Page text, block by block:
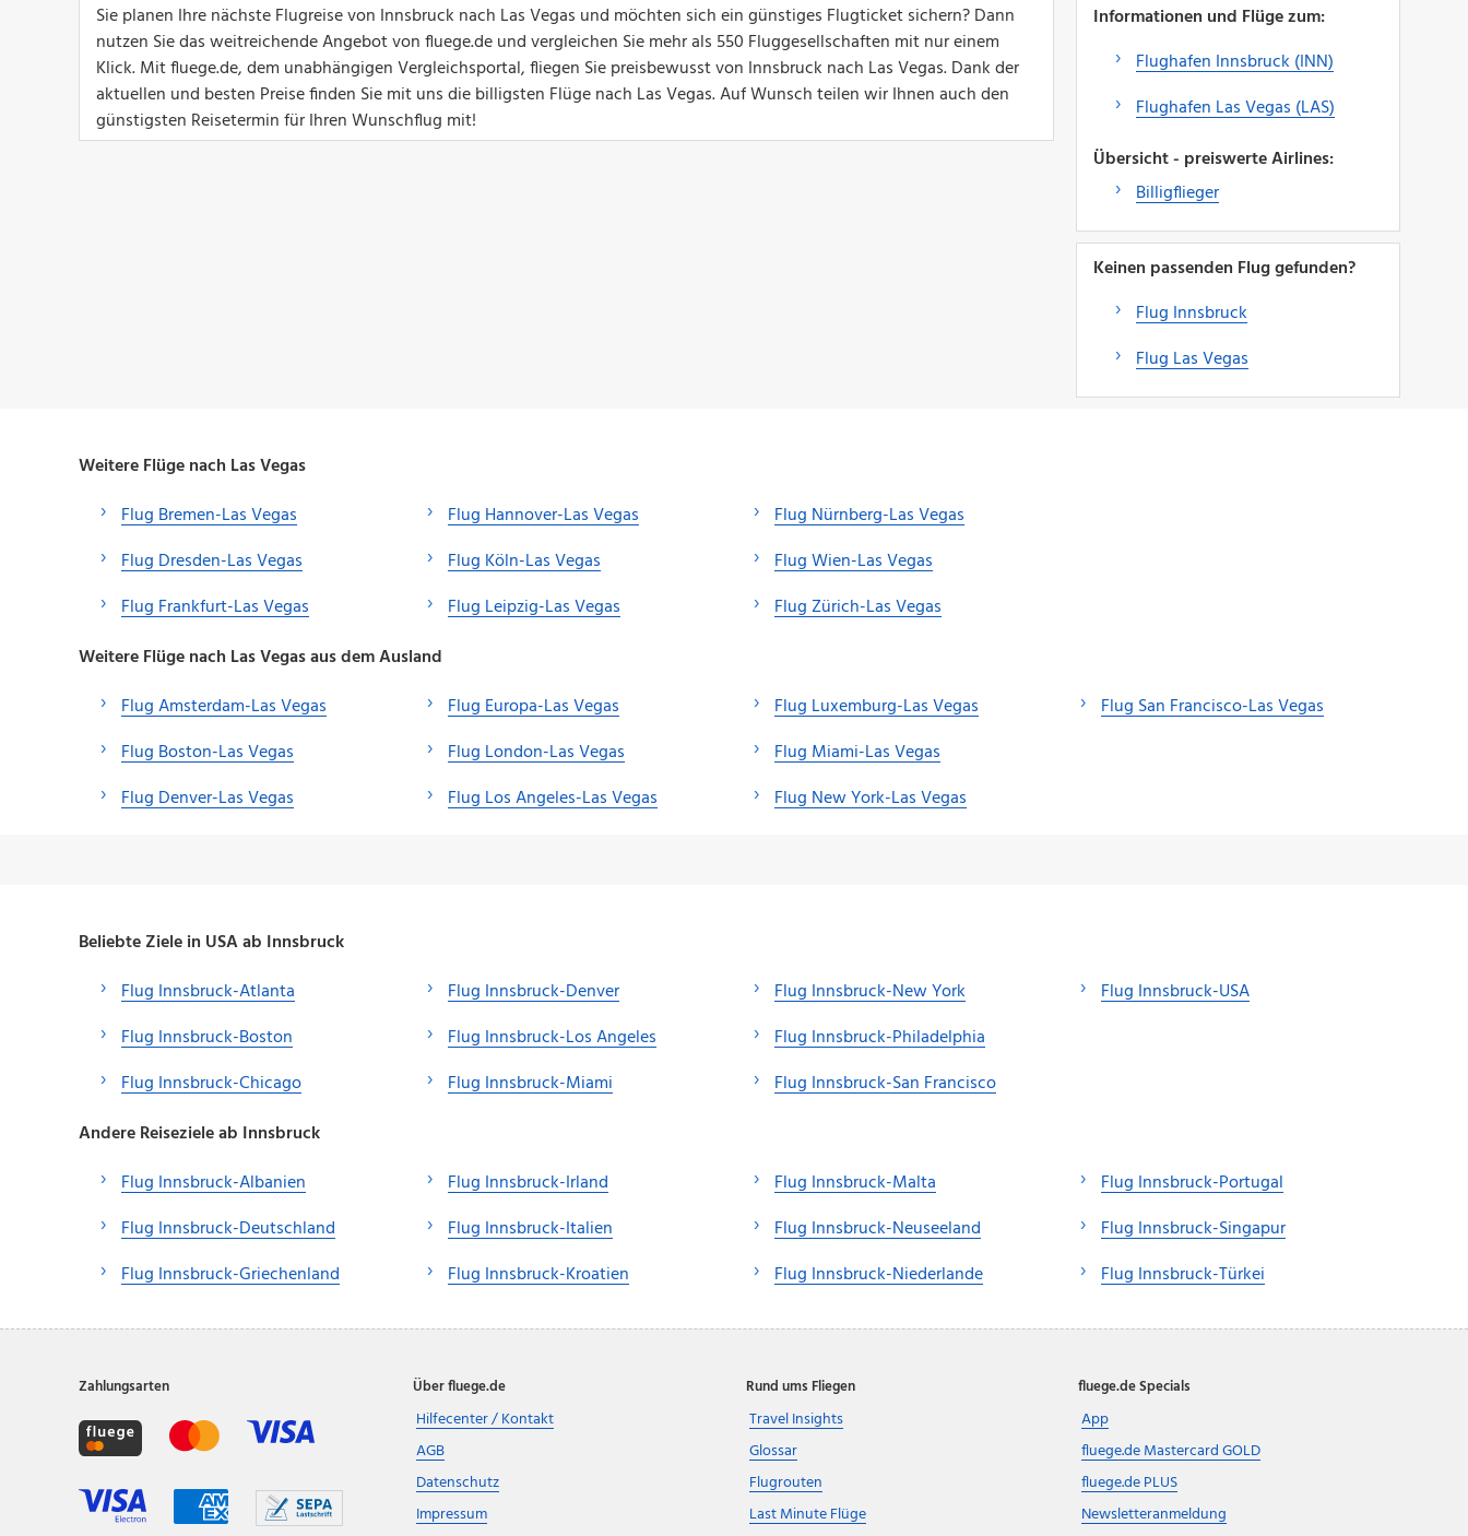
Sie planen Ihre nächste Flugreise von Innsbruck nach Las Vegas und möchten sich ein günstiges Flugticket sichern? Dann
nutzen Sie das weitreichende Angebot von fluege.de und vergleichen Sie mehr als 550 Fluggesellschaften mit nur einem
Klick. Mit fluege.de, dem unabhängigen Vergleichsportal, fliegen Sie preisbewusst von Innsbruck nach Las Vegas. Dank der
aktuellen und besten Preise finden Sie mit uns die billigsten Flüge nach Las Vegas. Auf Wunsch teilen wir Ihnen auch den
günstigsten Reisetermin für Ihren Wunschflug mit!
Informationen und Flüge zum:
Flughafen Innsbruck (INN)
Flughafen Las Vegas (LAS)
Übersicht - preiswerte Airlines:
Billigflieger
Keinen passenden Flug gefunden?
Flug Innsbruck
Flug Las Vegas
Weitere Flüge nach Las Vegas
Flug Bremen-Las Vegas
Flug Dresden-Las Vegas
Flug Frankfurt-Las Vegas
Flug Hannover-Las Vegas
Flug Köln-Las Vegas
Flug Leipzig-Las Vegas
Flug Nürnberg-Las Vegas
Flug Wien-Las Vegas
Flug Zürich-Las Vegas
Weitere Flüge nach Las Vegas aus dem Ausland
Flug Amsterdam-Las Vegas
Flug Boston-Las Vegas
Flug Denver-Las Vegas
Flug Europa-Las Vegas
Flug London-Las Vegas
Flug Los Angeles-Las Vegas
Flug Luxemburg-Las Vegas
Flug Miami-Las Vegas
Flug New York-Las Vegas
Flug San Francisco-Las Vegas
Beliebte Ziele in USA ab Innsbruck
Flug Innsbruck-Atlanta
Flug Innsbruck-Boston
Flug Innsbruck-Chicago
Flug Innsbruck-Denver
Flug Innsbruck-Los Angeles
Flug Innsbruck-Miami
Flug Innsbruck-New York
Flug Innsbruck-Philadelphia
Flug Innsbruck-San Francisco
Flug Innsbruck-USA
Andere Reiseziele ab Innsbruck
Flug Innsbruck-Albanien
Flug Innsbruck-Deutschland
Flug Innsbruck-Griechenland
Flug Innsbruck-Irland
Flug Innsbruck-Italien
Flug Innsbruck-Kroatien
Flug Innsbruck-Malta
Flug Innsbruck-Neuseeland
Flug Innsbruck-Niederlande
Flug Innsbruck-Portugal
Flug Innsbruck-Singapur
Flug Innsbruck-Türkei